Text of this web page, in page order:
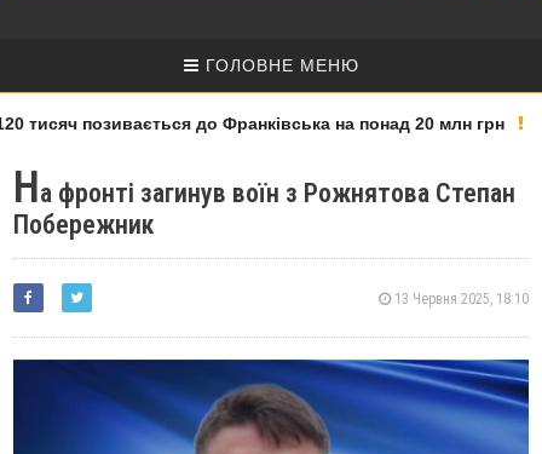
ГОЛОВНЕ МЕНЮ
позивається до Франківська на понад 20 млн грн
На фронті загинув воїн з Рожнятова Степан
Побережник
13 Червня 2025, 18:10